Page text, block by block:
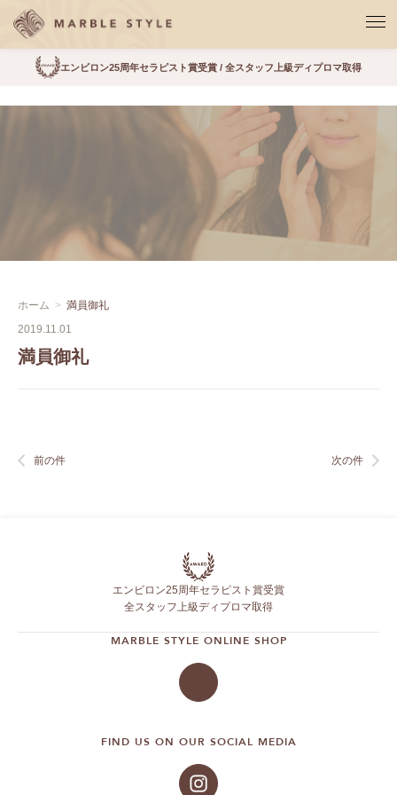
エンビロン25周年セラピスト賞受賞 / 全スタッフ上級ディプロマ取得
ホーム
満員御礼
2019.11.01
満員御礼
前の件 次の件
エンビロン25周年セラピスト賞受賞
全スタッフ上級ディプロマ取得
MARBLE STYLE ONLINE SHOP
FIND US ON OUR SOCIAL MEDIA